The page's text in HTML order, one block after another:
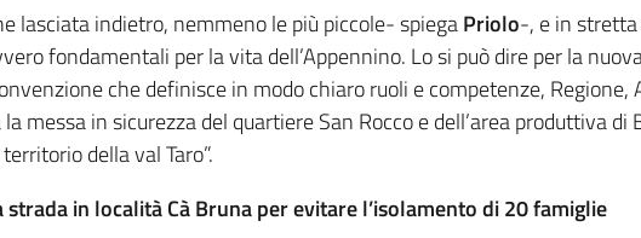
lasciata indietro, nemmeno le più piccole- spiegaPriolo-, e in
fondamentali per la vita dell’Appennino. Lo si può dire per la
che definisce in modo chiaro ruoli e competenze,
messa in sicurezza del quartiere San Rocco e dell’area produttiva
della val Taro”.
in località Cà Bruna per evitare l’isolamento di 20 famiglie